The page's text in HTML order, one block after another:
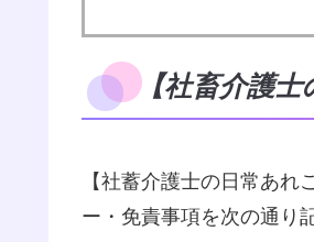
【社畜介護
【社蓄介護士の日常あ
ー・免責事項を次の通り